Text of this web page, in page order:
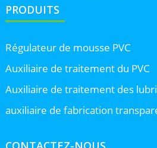
PRODUITS
Régulateur de mousse PVC
Auxiliaire de traitement du PVC
Auxiliaire de traitement des
auxiliaire de fabrication